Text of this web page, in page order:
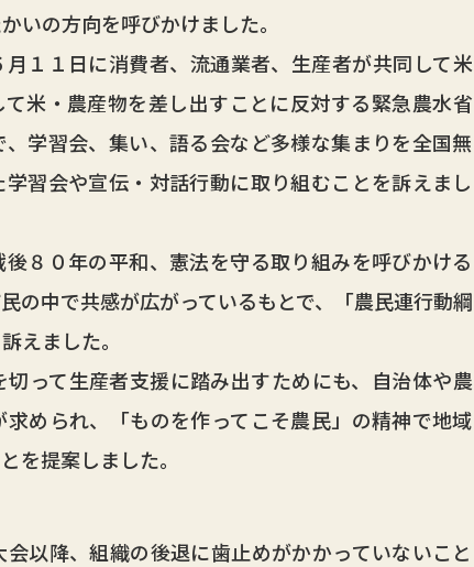
いの方向を呼びかけました。
１１日に消費者、流通業者、生産者が共同して米
米・農産物を差し出すことに反対する緊急農水省
学習会、集い、語る会など多様な集まりを全国無
習会や宣伝・対話行動に取り組むことを訴えまし
８０年の平和、憲法を守る取り組みを呼びかける
の中で共感が広がっているもとで、「農民連行動綱
えました。
って生産者支援に踏み出すためにも、自治体や農
められ、「ものを作ってこそ農民」の精神で地域
を提案しました。
以降、組織の後退に歯止めがかかっていないこと